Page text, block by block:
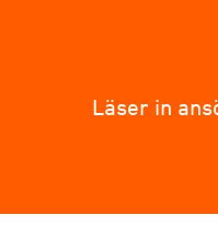
Läser in